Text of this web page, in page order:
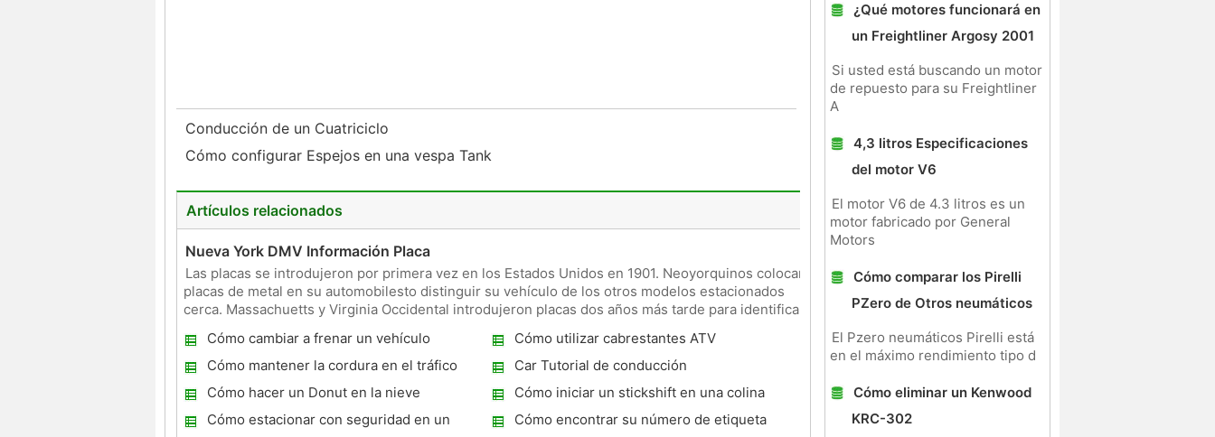
Conducción de un Cuatriciclo
Cómo configurar Espejos en una vespa Tank
Artículos relacionados
Nueva York DMV Información Placa
Las placas se introdujeron por primera vez en los Estados Unidos en 1901. Neoyorquinos colocar
placas de metal en su automobilesto distinguir su vehículo de los otros modelos estacionados
cerca. Massachuetts y Virginia Occidental introdujeron placas dos años más tarde para identificar
Cómo cambiar a frenar un vehículo
Cómo utilizar cabrestantes ATV
Cómo mantener la cordura en el tráfico
Car Tutorial de conducción
Cómo hacer un Donut en la nieve
Cómo iniciar un stickshift en una colina
Cómo estacionar con seguridad en un
Cómo encontrar su número de etiqueta
¿Qué motores funcionará en
un Freightliner Argosy 2001
Si usted está buscando un motor
de repuesto para su Freightliner
A
4,3 litros Especificaciones
del motor V6
El motor V6 de 4.3 litros es un
motor fabricado por General
Motors
Cómo comparar los Pirelli
PZero de Otros neumáticos
El Pzero neumáticos Pirelli está
en el máximo rendimiento tipo d
Cómo eliminar un Kenwood
KRC-302